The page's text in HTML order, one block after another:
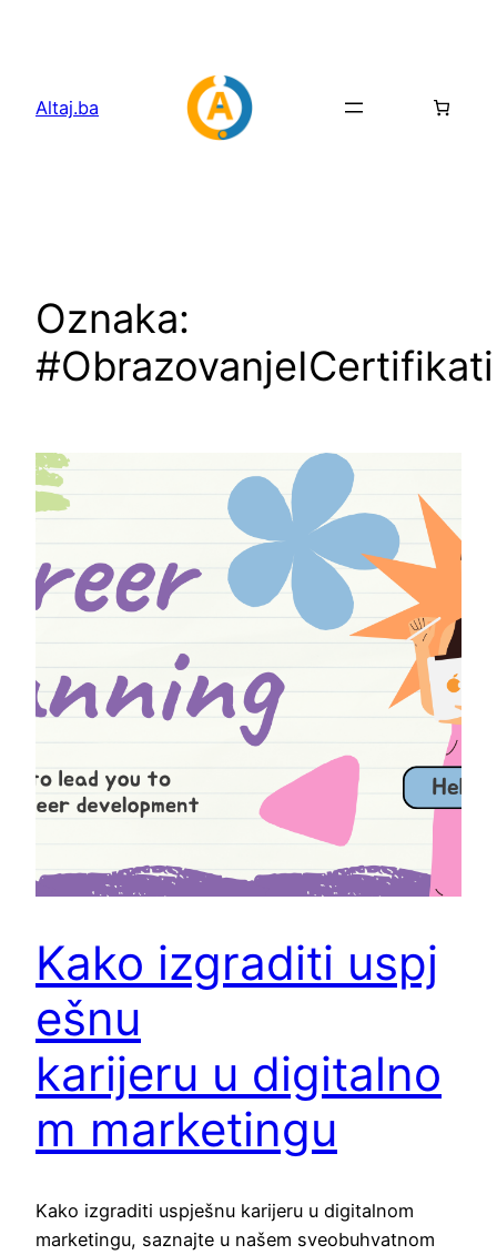
Altaj.ba
Oznaka:
#ObrazovanjeICertifikati
Kako izgraditi uspj
ešnu
karijeru u digitalno
m marketingu
Kako izgraditi uspješnu karijeru u digitalnom
marketingu, saznajte u našem sveobuhvatnom